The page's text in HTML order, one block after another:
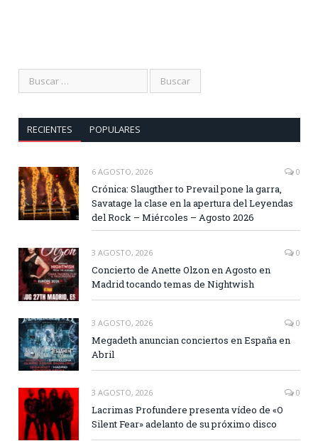
RECIENTES POPULARES
6 AGOSTO, 2026 0
Crónica: Slaugther to Prevail pone la garra,
Savatage la clase en la apertura del Leyendas
del Rock – Miércoles – Agosto 2026
3 AGOSTO, 2026 0
Concierto de Anette Olzon en Agosto en
Madrid tocando temas de Nightwish
3 AGOSTO, 2026 0
Megadeth anuncian conciertos en España en
Abril
3 AGOSTO, 2026 0
Lacrimas Profundere presenta vídeo de «O
Silent Fear» adelanto de su próximo disco